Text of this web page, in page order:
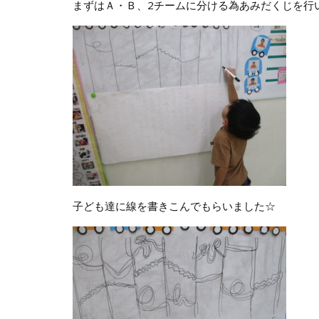
まずはＡ・Ｂ、2チームに分ける為あみだくじを行
子ども達に線を書きこんでもらいました☆